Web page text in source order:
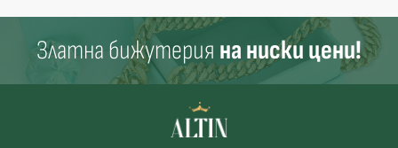
Златна бижутерия на ниски цени!